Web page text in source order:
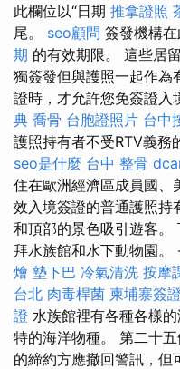
此欄位以“日期 推拿證照
尾。 seo顧問 簽發機構
期 的有效期限。 這些居
獨簽發但與護照一起作為
證時，才允許您免簽證入
典 喬骨 台胞證照片 台中
護照持有者不受RTV義務
seo是什麼 台中 整骨
住在歐洲經濟區成員國、
效入境簽證的普通護照持
和頂部的景色吸引遊客。
拜​​水族館和水下動物園。
燴 墊下巴 冷氣清洗 按摩
台北 肉毒桿菌 柬埔寨簽證
證 水族館裡有各種各樣
特的海洋物種。 第二十
的締約方應撤回警訊，但